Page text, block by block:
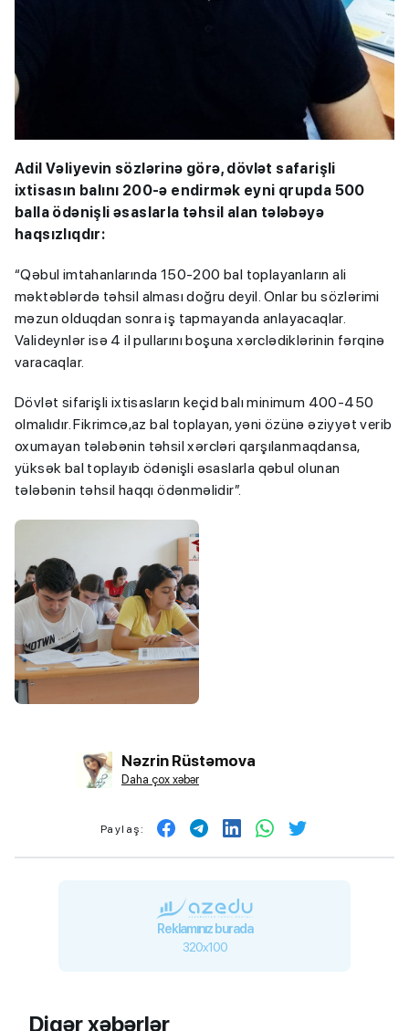
Adil Vəliyevin sözlərinə görə, dövlət safarişli
ixtisasın balını 200-ə endirmək eyni qrupda 500
balla ödənişli əsaslarla təhsil alan tələbəyə
haqsızlıqdır:
“Qəbul imtahanlarında 150-200 bal toplayanların ali
məktəblərdə təhsil alması doğru deyil. Onlar bu sözlərimi
məzun olduqdan sonra iş tapmayanda anlayacaqlar.
Valideynlər isə 4 il pullarını boşuna xərclədiklərinin fərqinə
varacaqlar.
Dövlət sifarişli ixtisasların keçid balı minimum 400-450
olmalıdır. Fikrimcə,az bal toplayan, yəni özünə əziyyət verib
oxumayan tələbənin təhsil xərcləri qarşılanmaqdansa,
yüksək bal toplayıb ödənişli əsaslarla qəbul olunan
tələbənin təhsil haqqı ödənməlidir”.
Nəzrin Rüstəmova
Daha çox xəbər
Paylaş:
Reklamınız burada
320x100
Digər xəbərlər